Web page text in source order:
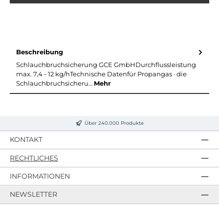
Beschreibung
Schlauchbruchsicherung GCE GmbHDurchflussleistung
max. 7,4 - 12 kg/hTechnische Datenfür Propangas · die
Schlauchbruchsicheru… Mehr
Über 240.000 Produkte
KONTAKT
RECHTLICHES
INFORMATIONEN
NEWSLETTER